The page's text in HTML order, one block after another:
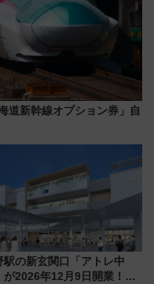
道新幹線オプション券」自
駅の新玄関口「アトレ中
が2026年12月9日開業！新